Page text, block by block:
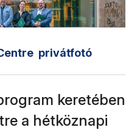
privátfotó
keretében
a hétköznapi